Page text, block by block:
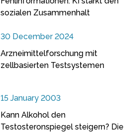
sozialen Zusammenhalt
30 December 2024
Arzneimittelforschung mit
zellbasierten Testsystemen
15 January 2003
Kann Alkohol den
Testosteronspiegel steigern? Die